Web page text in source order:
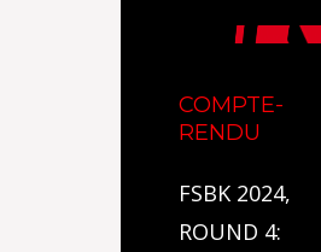
COMPTE-
RENDU
FSBK 2024,
ROUND 4: